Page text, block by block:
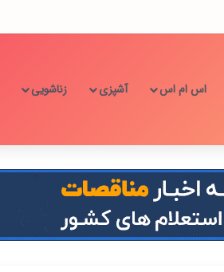
اس ام اس آشپزی زناشویی